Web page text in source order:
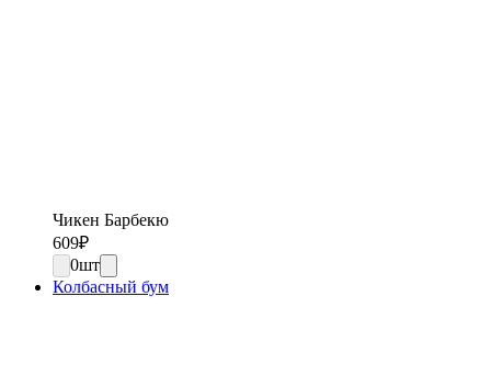
Чикен Барбекю
609₽
0шт
Колбасный бум